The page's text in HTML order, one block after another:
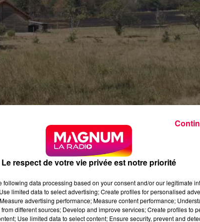
années,deux nouveaux feux se sont déclarés,
Le respect de votre vie privée est notre priorité
following data processing based on your consent and/or our legitimate
limited data to select advertising; Create profiles for personalised
advertising performance; Measure content performance;
different sources; Develop and improve services; Create profiles to
Use limited data to select content; Ensure security, prevent and